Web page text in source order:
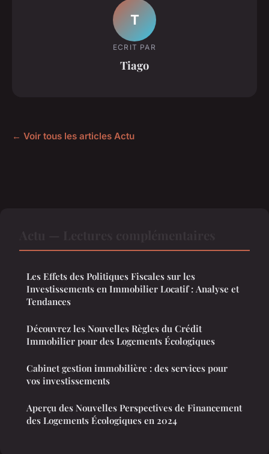
T
ECRIT PAR
Tiago
← Voir tous les articles Actu
Les Effets des Politiques Fiscales sur les
Investissements en Immobilier Locatif : Analyse et
Tendances
Découvrez les Nouvelles Règles du Crédit
Immobilier pour des Logements Écologiques
Cabinet gestion immobilière : des services pour
vos investissements
Aperçu des Nouvelles Perspectives de Financement
des Logements Écologiques en 2024